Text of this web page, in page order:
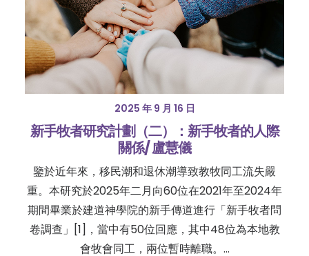
2025 年 9 月 16 日
新手牧者研究計劃（二）：新手牧者的人際
關係/ 盧慧儀
鑒於近年來，移民潮和退休潮導致教牧同工流失嚴
重。本研究於2025年二月向60位在2021年至2024年
期間畢業於建道神學院的新手傳道進行「新手牧者問
卷調查」[1]，當中有50位回應，其中48位為本地教
會牧會同工，兩位暫時離職。…